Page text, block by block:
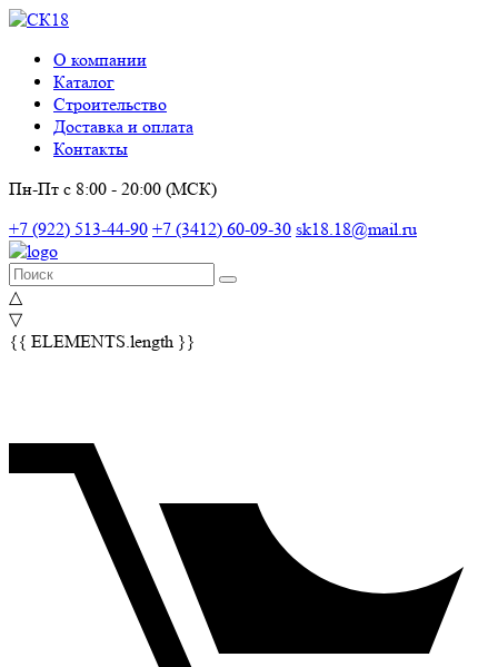
О компании
Каталог
Строительство
Доставка и оплата
Контакты
Пн-Пт с 8:00 - 20:00 (МСК)
+7 (922) 513-44-90 +7 (3412) 60-09-30 sk18.18@mail.ru
△
▽
{{ ELEMENTS.length }}